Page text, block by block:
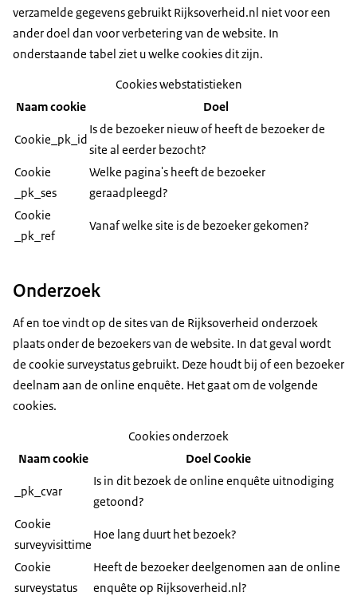
verzamelde gegevens gebruikt Rijksoverheid.nl niet voor een
ander doel dan voor verbetering van de website. In
onderstaande tabel ziet u welke cookies dit zijn.
Naam cookie Doel
Cookies webstatistieken
Cookie_pk_id
Is de bezoeker nieuw of heeft de bezoeker de
site al eerder bezocht?
Cookie
_pk_ses
Welke pagina's heeft de bezoeker
geraadpleegd?
Cookie
_pk_ref
Vanaf welke site is de bezoeker gekomen?
Onderzoek
Af en toe vindt op de sites van de Rijksoverheid onderzoek
plaats onder de bezoekers van de website. In dat geval wordt
de cookie surveystatus gebruikt. Deze houdt bij of een bezoeker
deelnam aan de online enquête. Het gaat om de volgende
cookies.
Naam cookie Doel Cookie
Cookies onderzoek
_pk_cvar
Is in dit bezoek de online enquête uitnodiging
getoond?
Cookie
surveyvisittime
Hoe lang duurt het bezoek?
Cookie
surveystatus
Heeft de bezoeker deelgenomen aan de online
enquête op Rijksoverheid.nl?